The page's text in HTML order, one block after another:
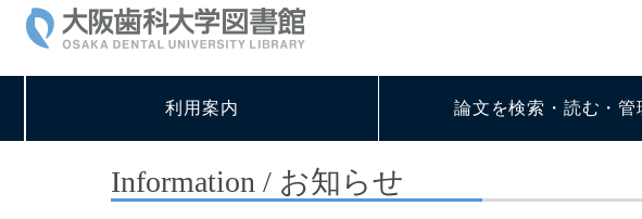
利用案内 論文を検索・読む・管
Information / お知らせ